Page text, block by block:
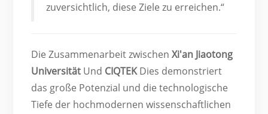
zuversichtlich, diese Ziele zu erreichen.“
Die Zusammenarbeit zwischenXi'an Jiaotong
Universität Und CIQTEKDies demonstriert
das große Potenzial und die technologische
Tiefe der hochmodernen wissenschaftlichen